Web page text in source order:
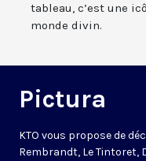
tableau, c’est une
monde divin.
Pictura
KTO vous propose de
Rembrandt, Le Tintoret,